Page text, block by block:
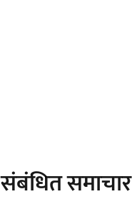
संबंधित समाचार